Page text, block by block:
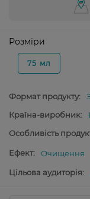
Розміри
75 мл
Формат продукту:
Країна-виробник:
Особливість
Ефект: Очищення
Цільова аудиторія: